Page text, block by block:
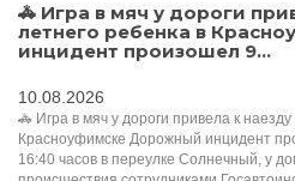
🚓 Игра в мяч у дороги
летнего ребенка в
инцидент произошел 9...
10.08.2026
🚓 Игра в мяч у дороги привела к
Красноуфимске Дорожный инцидент
16:40 часов в переулке Солнечный, у